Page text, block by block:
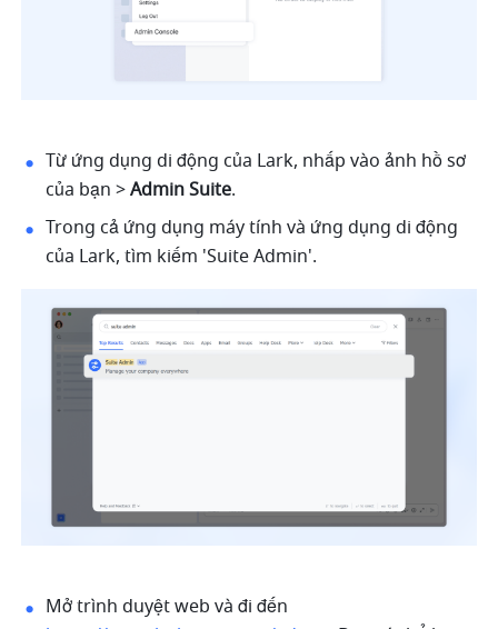
Từ ứng dụng di động của Lark, nhấp vào ảnh hồ sơ
của bạn > Admin Suite.
Trong cả ứng dụng máy tính và ứng dụng di động
của Lark, tìm kiếm 'Suite Admin'.